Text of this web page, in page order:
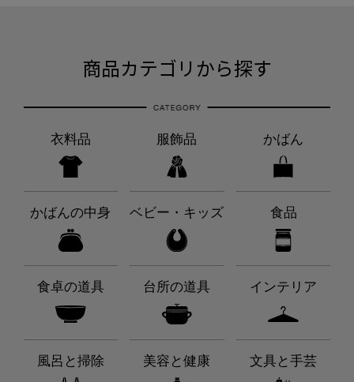
商品カテゴリから探す
衣料品 服飾品 かばん
かばんの中身 ベビー・キッズ 食品
食卓の道具 台所の道具 インテリア
風呂と掃除 美容と健康 文具と手芸